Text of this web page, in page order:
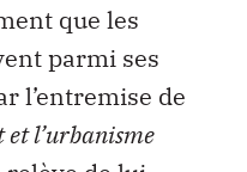
que les
parmi ses
l’entremise de
et l’urbanisme